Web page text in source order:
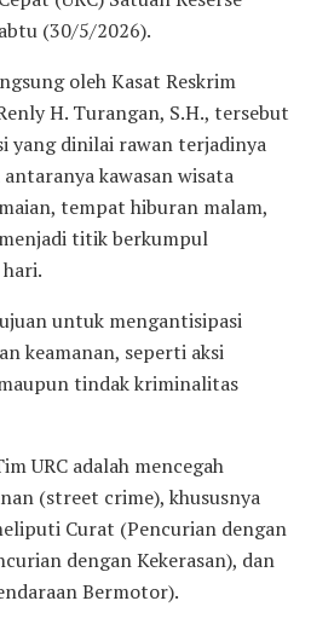
(30/5/2026).
oleh Kasat Reskrim
H. Turangan, S.H., tersebut
yang dinilai rawan terjadinya
kawasan wisata
tempat hiburan malam,
titik berkumpul
untuk mengantisipasi
keamanan, seperti aksi
tindak kriminalitas
URC adalah mencegah
(street crime), khususnya
Curat (Pencurian dengan
dengan Kekerasan), dan
Bermotor).